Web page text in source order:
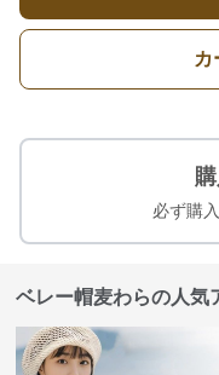
カ
必ず購
ベレー帽麦わらの人気